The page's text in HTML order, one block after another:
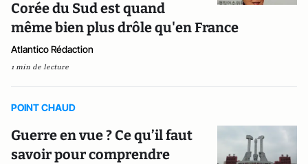
Corée du Sud est quand
même bien plus drôle qu'en France
Atlantico Rédaction
1 min de lecture
POINT CHAUD
Guerre en vue ? Ce qu’il faut
savoir pour comprendre